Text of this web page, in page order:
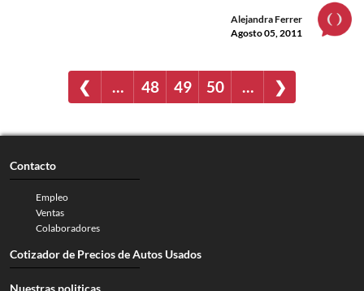
Alejandra Ferrer
Agosto 05, 2011
❮ … 48 49 50 … ❯
Contacto
Empleo
Ventas
Colaboradores
Cotizador de Precios de Autos Usados
Nuestras politicas